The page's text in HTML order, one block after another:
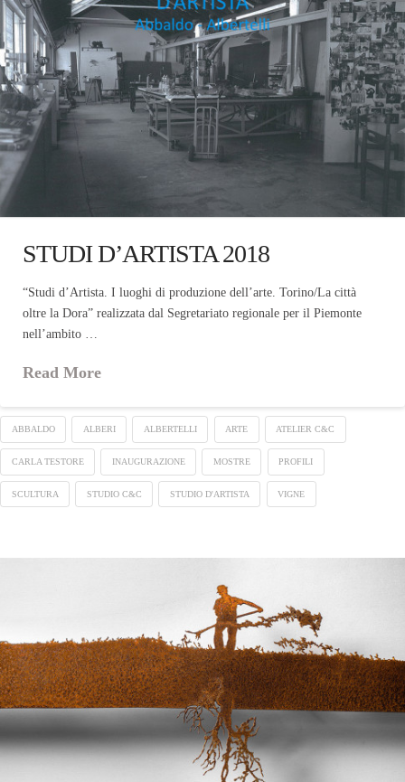
STUDI D’ARTISTA 2018
“Studi d’Artista. I luoghi di produzione dell’arte. Torino/La città
oltre la Dora” realizzata dal Segretariato regionale per il Piemonte
nell’ambito …
Read More
ABBALDO ALBERI ALBERTELLI ARTE ATELIER C&C
CARLA TESTORE INAUGURAZIONE MOSTRE PROFILI
SCULTURA STUDIO C&C STUDIO D'ARTISTA VIGNE